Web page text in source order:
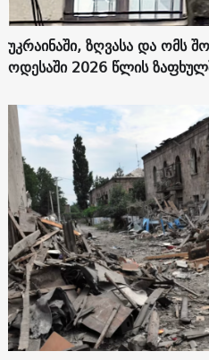
უკრაინაში, ზღვასა და ომს
ოდესაში 2026 წლის